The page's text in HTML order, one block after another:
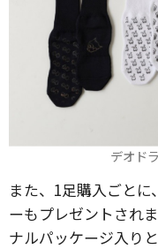
デオド
また、1足購入ごと
ーもプレゼントされ
ナルパッケージ入りと